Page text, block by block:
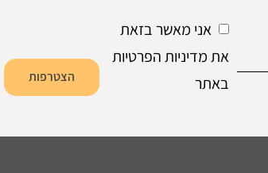
אני מאשר בזאת
את מדיניות הפרטיות
באתר
הצטרפות